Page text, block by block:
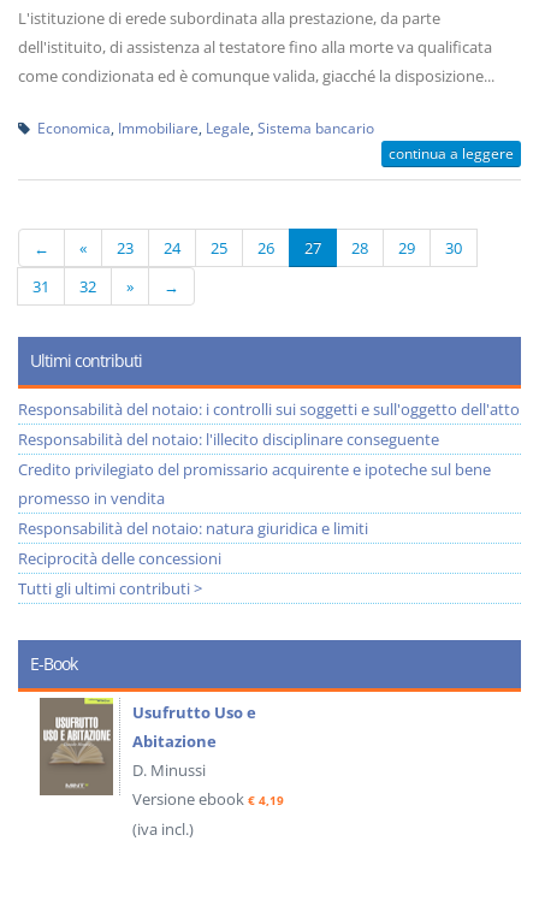
L'istituzione di erede subordinata alla prestazione, da parte
dell'istituito, di assistenza al testatore fino alla morte va qualificata
come condizionata ed è comunque valida, giacché la disposizione...
Economica Immobiliare Legale Sistema bancario
continua a leggere
← « 23 24 25 26 27 28 29
30
31
32 » →
Ultimi contributi
Responsabilità del notaio: i controlli sui soggetti e sull'oggetto dell'atto
Responsabilità del notaio: l'illecito disciplinare conseguente
Credito privilegiato del promissario acquirente e ipoteche sul bene
promesso in vendita
Responsabilità del notaio: natura giuridica e limiti
Reciprocità delle concessioni
Tutti gli ultimi contributi >
E-Book
Usufrutto Uso e
Abitazione
D. Minussi
Versione ebook € 4,19
(iva incl.)